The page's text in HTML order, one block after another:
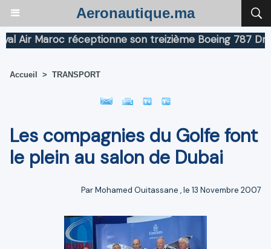
Aeronautique.ma
Maroc réceptionne son treizième Boeing 787
Accueil > TRANSPORT
Les compagnies du Golfe font
le plein au salon de Dubai
ParMohamed Ouitassane , le 13 Novembre 2007